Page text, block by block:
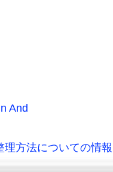
And
方法についての情報